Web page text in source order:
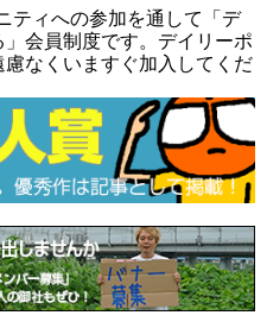
ティへの参加を通して「デ
会員制度です。デイリーポ
なくいますぐ加入してくだ